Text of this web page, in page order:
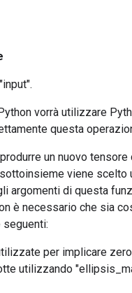
vorrà utilizzare
questa
un nuovo
viene
argomenti di questa
è necessario che sia
per implicare
utilizzando